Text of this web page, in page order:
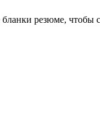
резюме, чтобы